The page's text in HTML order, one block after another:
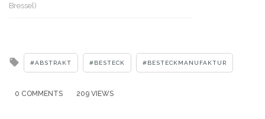
Bressel)
Tagged
ABSTRAKT BESTECK BESTECKMANUFAKTUR
0 COMMENTS 209 VIEWS